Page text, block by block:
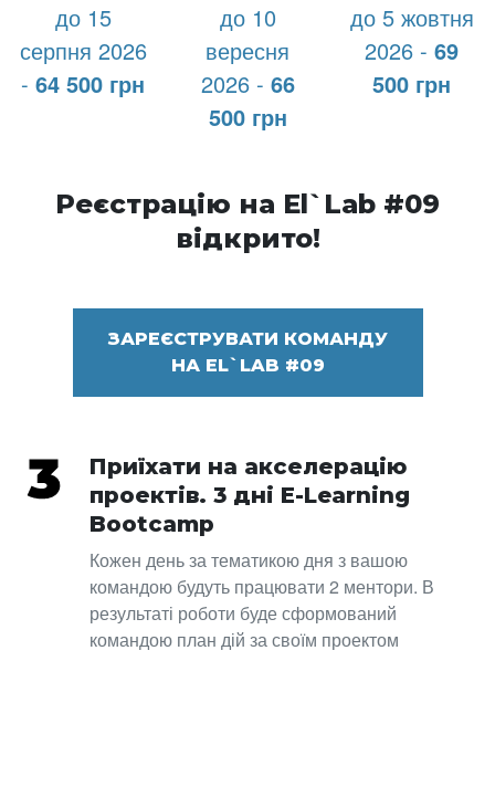
до 15
серпня 2026
-64 500 грн
до 10
вересня
2026 - 66
500 грн
до 5 жовтня
2026 -69
500 грн
Реєстрацію на El`Lab #09
відкрито!
ЗАРЕЄСТРУВАТИ КОМАНДУ
НА EL`LAB #09
Приїхати на акселерацію
проектів. 3 дні E-Learning
Bootcamp
Кожен день за тематикою дня з вашою
командою будуть працювати 2 ментори. В
результаті роботи буде сформований
командою план дій за своїм проектом